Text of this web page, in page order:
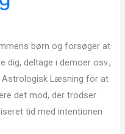
børn og forsøger at
dig, deltage i demoer osv.,
Astrologisk Læsning for at
det mod, der trodser
tid med intentionen